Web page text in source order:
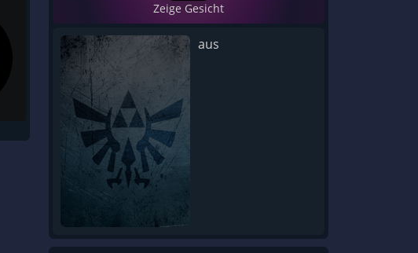
Zeige Gesicht
aus